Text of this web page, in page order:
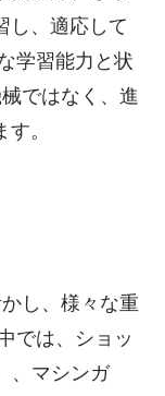
し、適応して
学習能力と状
ではなく、進
。
し、様々な重
では、ショッ
、マシンガ